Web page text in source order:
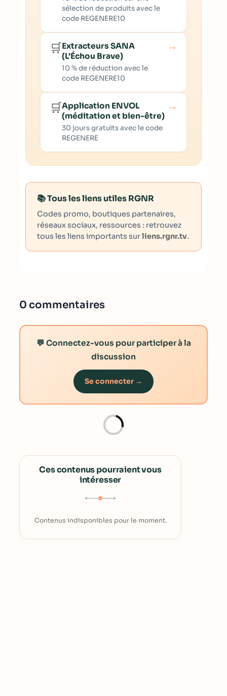
sélection de produits avec le
code REGENERE10
🛒Extracteurs SANA
(L’Échou Brave)
10 % de réduction avec le
code REGENERE10
→
🛒Application ENVOL
(méditation et bien-être)
30 jours gratuits avec le code
REGENERE
→
📚 Tous les liens utiles RGNR
Codes promo, boutiques partenaires,
réseaux sociaux, ressources : retrouvez
tous les liens importants surliens.rgnr.tv.
0 commentaires
💬 Connectez-vous pour participer à la
discussion
Se connecter →
Ces contenus pourraient vous
intéresser
Contenus indisponibles pour le moment.